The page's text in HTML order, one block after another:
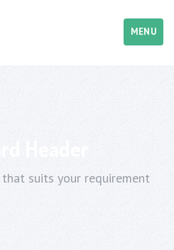
MENU
suits your requirement